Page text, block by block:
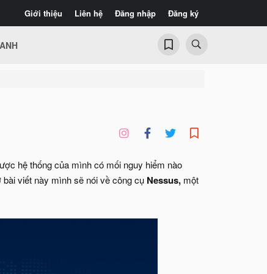
Giới thiệu Liên hệ Đăng nhập Đăng ký
hệ thống của mình có mối nguy hiểm nào
viết này mình sẽ nói về công cụ Nessus, một